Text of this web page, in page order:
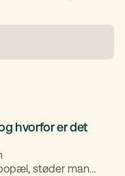
der sker, hvis du
hvorfor er det
støder man